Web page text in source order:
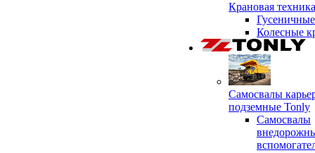
Крановая
Колесные
Самосвалы
подземные Tonly
Самосвалы